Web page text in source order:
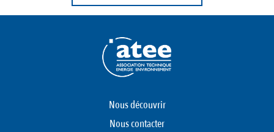
Nous découvrir
Nous contacter